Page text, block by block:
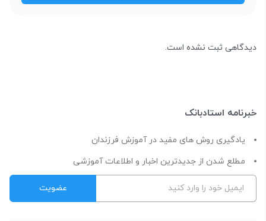
دیدگاهی ثبت نشده است.
خبرنامه استادبانک
یادگیری روش های مفید در آموزش فرزندان
مطلع شدن از جدیدترین اخبار و اطلاعات آموزشی